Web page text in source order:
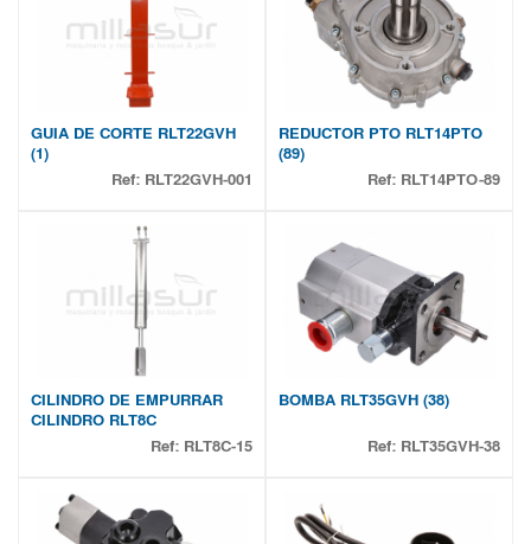
GUIA DE CORTE RLT22GVH
(1)
Ref: RLT22GVH-001
REDUCTOR PTO RLT14PTO
(89)
Ref: RLT14PTO-89
CILINDRO DE EMPURRAR
CILINDRO RLT8C
Ref: RLT8C-15
BOMBA RLT35GVH (38)
Ref: RLT35GVH-38